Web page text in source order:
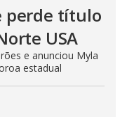
perde título
USA
e anunciou Myla
estadual